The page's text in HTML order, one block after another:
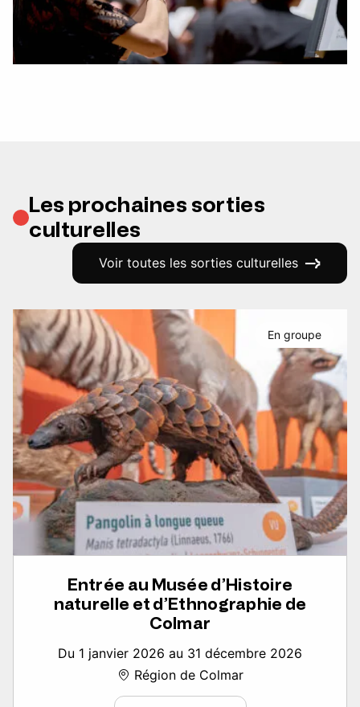
Les prochaines sorties
culturelles
Voir toutes les sorties culturelles
Entrée au Musée d’Histoire
naturelle et d’Ethnographie de
Colmar
Du 1 janvier 2026 au 31 décembre 2026
Région de Colmar
En groupe